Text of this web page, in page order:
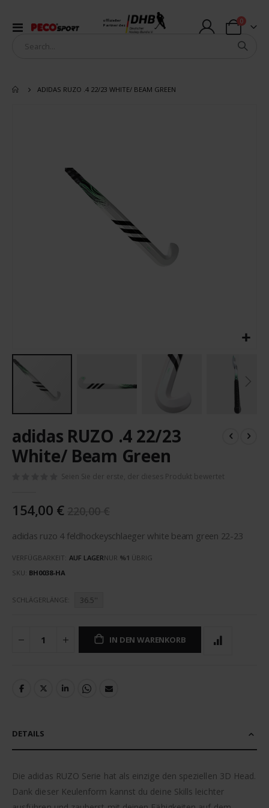
Navigation
offizieller
Partner des
Warenkorb
0Artikel
ADIDAS RUZO .4 22/23 WHITE/ BEAM GREEN
Anfang
der
Bildergalerie
adidas RUZO .4 22/23
White/ Beam Green
Seien Sie der erste, der dieses Produkt bewertet
154,00 €
adidas ruzo 4 feldhockeyschlaeger white beam green 22-23
VERFÜGBARKEIT: AUF LAGERNUR %1 ÜBRIG
SKU BH0038-HA
SCHLÄGERLÄNGE 36.5''
IN DEN WARENKORB
DETAILS
Die adidas RUZO Serie hat als einzige den speziellen 3D Head.
Dank dieser Keulenform kannst du deine Skills leichter